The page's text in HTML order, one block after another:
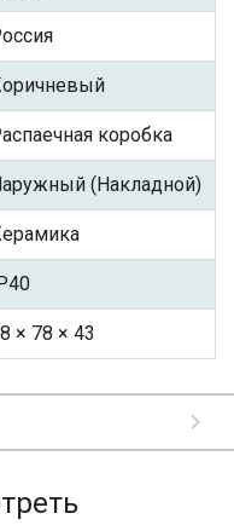
коробка
(Накладной)
IP40
× 78 × 43